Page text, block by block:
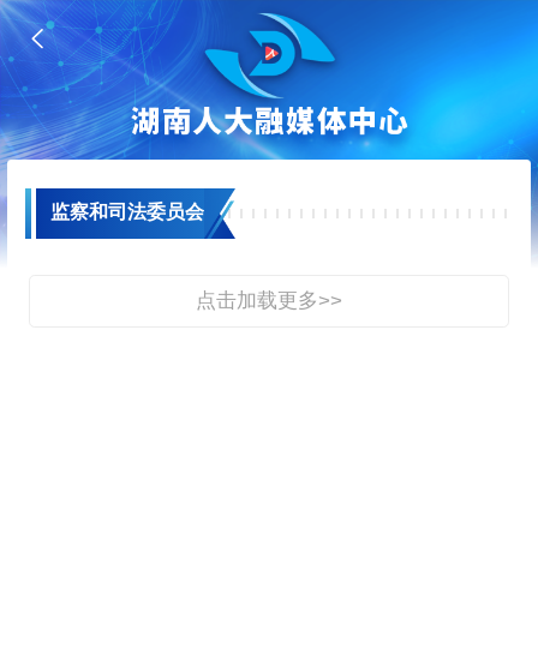

监察和司法委员会
点击加载更多>>